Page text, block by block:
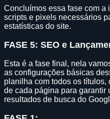
Concluímos essa fase com a
scripts e pixels necessários
estatísticas do site.
FASE 5: SEO e
Esta é a fase final, nela
as configurações básicas
planilha com todos os
de cada página para garantir
resultados de busca do